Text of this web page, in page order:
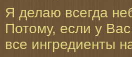
Я делаю всегда
Потому, если у
все ингредиенты